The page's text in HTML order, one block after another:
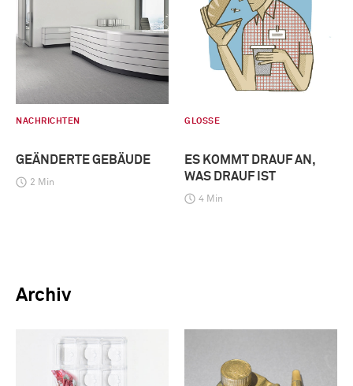
NACHRICHTEN
GEÄNDERTE GEBÄUDE
2 Min
GLOSSE
ES KOMMT DRAUF AN,
WAS DRAUF IST
4 Min
Archiv